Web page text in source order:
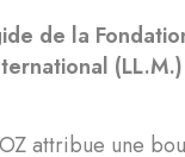
de la
attribue une